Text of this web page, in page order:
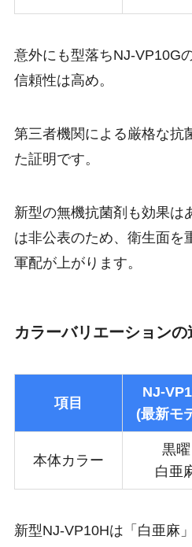
意外にも型落ちNJ-VP10G
信頼性は高め。
第三者機関による厳格な抗
た証明です。
新型の無機抗菌剤も効果は
は非公表のため、衛生面を
軍配が上がります。
カラーバリエーションの
項目
NJ-
(最新モ
本体カラー
黒曜
白亜
新型NJ-VP10Hは「白亜麻